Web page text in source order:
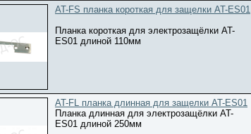
AT-FS планка короткая для защелки AT-ES01
Планка короткая для электрозащёлки AT-
ES01 длиной 110мм
AT-FL планка длинная для защелки AT-ES01
Планка длинная для электрозащёлки AT-
ES01 длиной 250мм